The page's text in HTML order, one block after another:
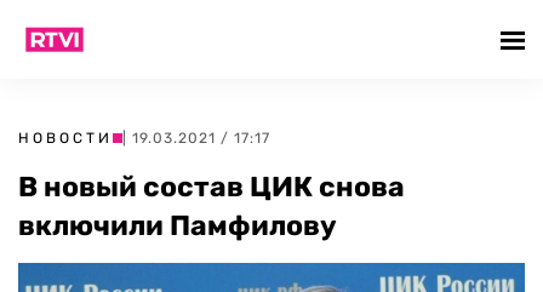
НОВОСТИ | 19.03.2021 / 17:17
В новый состав ЦИК снова
включили Памфилову